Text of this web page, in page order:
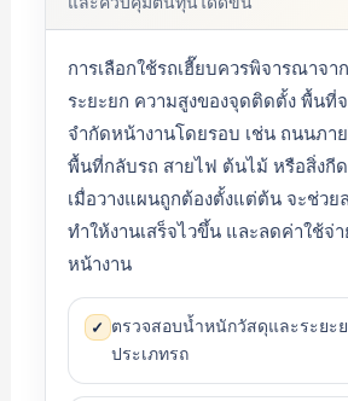
การเลือกใช้รถเฮี๊ยบควรพิจารณาจ
ระยะยก ความสูงของจุดติดตั้ง พื้นที่
จำกัดหน้างานโดยรอบ เช่น ถนนภา
พื้นที่กลับรถ สายไฟ ต้นไม้ หรือสิ่งกี
เมื่อวางแผนถูกต้องตั้งแต่ต้น จะช่วย
ทำให้งานเสร็จไวขึ้น และลดค่าใช้จ่
หน้างาน
✓ ตรวจสอบน้ำหนักวัสดุและระยะ
ประเภทรถ